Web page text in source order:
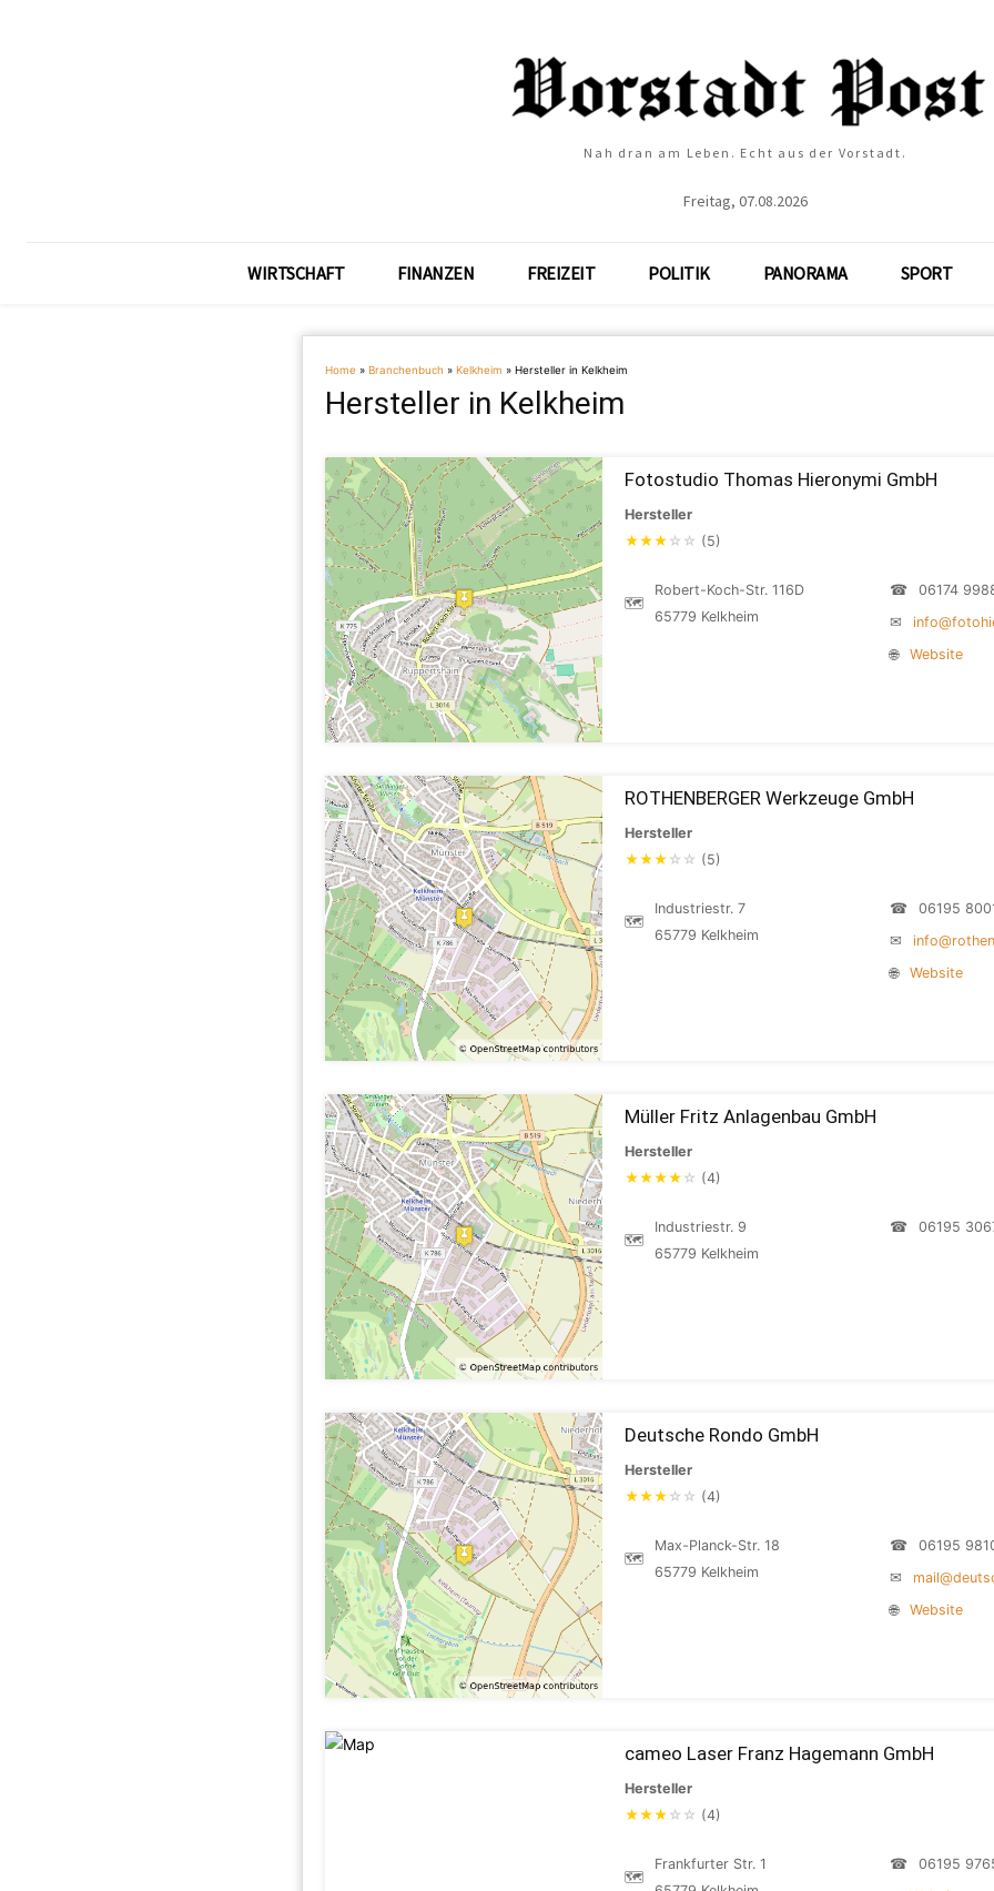
Nah dran am Leben. Echt aus der Vorstadt.
Freitag, 07.08.2026
WIRTSCHAFT FINANZEN FREIZEIT POLITIK PANORAMA SPORT
Home » Branchenbuch » Kelkheim » Hersteller in Kelkheim
Hersteller in Kelkheim
Fotostudio Thomas Hieronymi GmbH
Hersteller
★★★ ☆ ☆ (5)
🗺
Robert-Koch-Str. 116D
65779 Kelkheim
☎
06174
✉
🌐
Website
ROTHENBERGER Werkzeuge GmbH
Hersteller
★★★ ☆ ☆ (5)
🗺
Industriestr. 7
65779 Kelkheim
☎
06195
✉
🌐
Website
Müller Fritz Anlagenbau GmbH
Hersteller
★★★★ ☆ (4)
🗺
Industriestr. 9
65779 Kelkheim
☎ 06195
Deutsche Rondo GmbH
Hersteller
★★★ ☆ ☆ (4)
🗺
Max-Planck-Str. 18
65779 Kelkheim
☎
06195
✉
🌐
Website
cameo Laser Franz Hagemann GmbH
Hersteller
★★★ ☆ ☆ (4)
🗺
Frankfurter Str. 1
☎
06195